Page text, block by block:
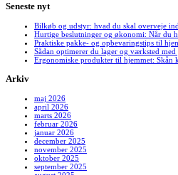
Seneste nyt
Bilkøb og udstyr: hvad du skal overveje
Hurtige beslutninger og økonomi: Når du
Praktiske pakke- og opbevaringstips til
Sådan optimerer du lager og værksted
Ergonomiske produkter til hjemmet: Skån
Arkiv
maj 2026
april 2026
marts 2026
februar 2026
januar 2026
december 2025
november 2025
oktober 2025
september 2025